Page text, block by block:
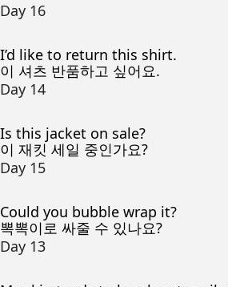
Day 16
I’d like to return this shirt.
이 셔츠 반품하고 싶어요.
Day 14
Is this jacket on sale?
이 재킷 세일 중인가요?
Day 15
Could you bubble wrap it?
뽁뽁이로 싸줄 수 있나요?
Day 13